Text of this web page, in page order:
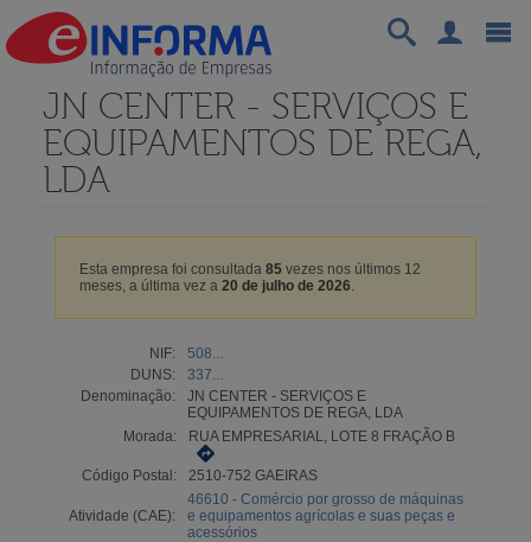
JN CENTER - SERVIÇOS E
EQUIPAMENTOS DE REGA,
LDA
Esta empresa foi consultada 85vezes nos últimos 12
meses, a última vez a 20 de julho de 2026.
NIF:
508...
DUNS:
337...
Denominação:
JN CENTER - SERVIÇOS E
EQUIPAMENTOS DE REGA, LDA
Morada:
RUA EMPRESARIAL, LOTE 8 FRAÇÃO B
Código Postal: 2510-752 GAEIRAS
Atividade (CAE):
46610 - Comércio por grosso de máquinas
e equipamentos agrícolas e suas peças e
acessórios